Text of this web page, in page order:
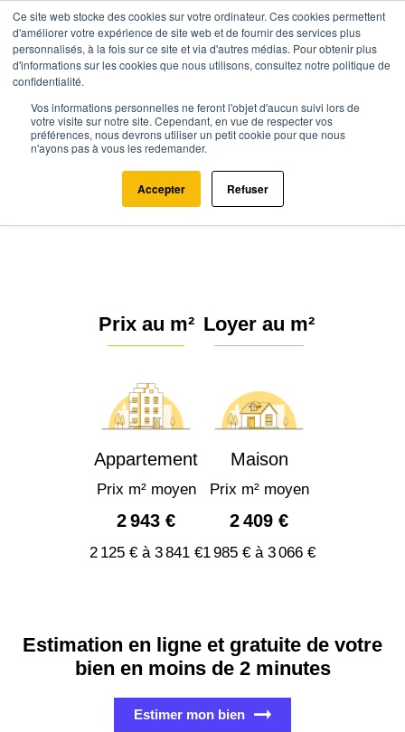
Ce site web stocke des cookies sur votre ordinateur. Ces cookies permettent
d'améliorer votre expérience de site web et de fournir des services plus
personnalisés, à la fois sur ce site et via d'autres médias. Pour obtenir plus
d'informations sur les cookies que nous utilisons, consultez notre politique de
confidentialité.
Vos informations personnelles ne feront l'objet d'aucun suivi lors de
votre visite sur notre site. Cependant, en vue de respecter vos
préférences, nous devrons utiliser un petit cookie pour que nous
n'ayons pas à vous les redemander.
Accepter Refuser
Agence.immo Prix immobilier Hauts-de-France Oise
Trumilly (60800)
Estimation immobilière à Trumilly
: Prix m² 2026
Prix au m²
Appartement
Prix m² moyen
2 943 €
2 125 € à 3 841 €
Loyer au m²
Maison
Prix m² moyen
2 409 €
1 985 € à 3 066 €
Estimation en ligne et gratuite de votre
bien en moins de 2 minutes
Estimer mon bien